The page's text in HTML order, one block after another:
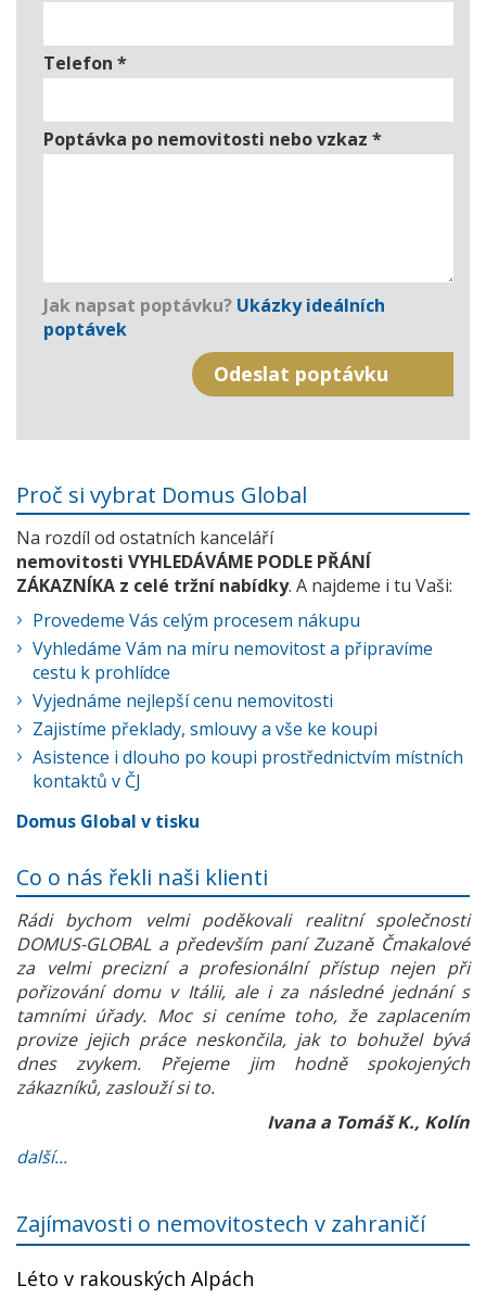
Telefon *
Poptávka po nemovitosti nebo vzkaz *
Jak napsat poptávku? Ukázky ideálních
poptávek
Proč si vybrat Domus Global
Na rozdíl od ostatních kanceláří
nemovitosti VYHLEDÁVÁME PODLE PŘÁNÍ
ZÁKAZNÍKA z celé tržní nabídky. A najdeme i tu Vaši:
Provedeme Vás celým procesem nákupu
Vyhledáme Vám na míru nemovitost a připravíme
cestu k prohlídce
Vyjednáme nejlepší cenu nemovitosti
Zajistíme překlady, smlouvy a vše ke koupi
Asistence i dlouho po koupi prostřednictvím místních
kontaktů v ČJ
Domus Global v tisku
Co o nás řekli naši klienti
Rádi bychom velmi poděkovali realitní společnosti
DOMUS-GLOBAL a především paní Zuzaně Čmakalové
za velmi precizní a profesionální přístup nejen při
pořizování domu v Itálii, ale i za následné jednání s
tamními úřady. Moc si ceníme toho, že zaplacením
provize jejich práce neskončila, jak to bohužel bývá
dnes zvykem. Přejeme jim hodně spokojených
zákazníků, zaslouží si to.
Ivana a Tomáš K., Kolín
další...
Zajímavosti o nemovitostech v zahraničí
Léto v rakouských Alpách